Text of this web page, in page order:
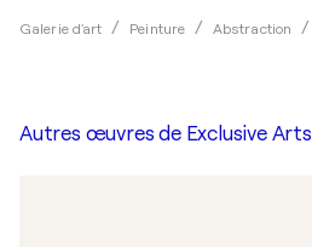
Galerie d'art Peinture Abstraction
Autres œuvres de Exclusive Arts